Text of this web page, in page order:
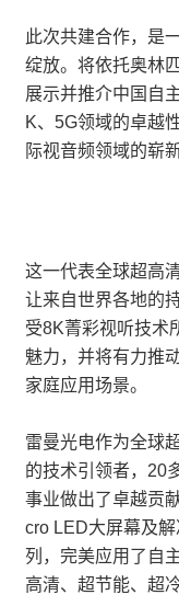
此次共建合作，是
绽放。将依托奥林
展示并推介中国自
K、5G领域的卓越
际视音频领域的崭
这一代表全球超高
让来自世界各地的
受8K菁彩视听技术
魅力，并将有力推
家庭应用场景。
雷曼光电作为全球
的技术引领者，20
事业做出了卓越贡
cro LED大屏幕及
列，完美应用了自
高清、超节能、超